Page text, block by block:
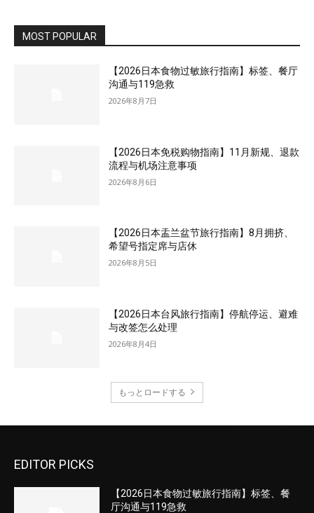
MOST POPULAR
【2026日本食物过敏旅行指南】标签、餐厅
沟通与119急救
2026年8月7日
【2026日本免税购物指南】11月新规、退款
流程与机场注意事项
2026年8月6日
【2026日本盂兰盆节旅行指南】8月拥挤、
希望号指定席与店休
2026年8月5日
【2026日本台风旅行指南】停航停运、避难
与改签怎么处理
2026年8月4日
もっとロードする
EDITOR PICKS
【2026日本食物过敏旅行指南】标签、餐
厅沟通与119急救